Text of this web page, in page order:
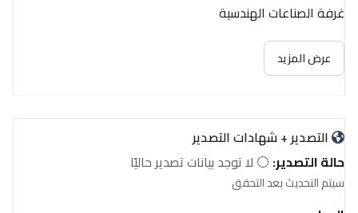
غرفة الصناعات الهندسية
عرض المزيد
التصدير + شهادات التصدير
حالة التصدير: ⚪ لا توجد بيانات تصدير حاليًا
سيتم التحديث بعد التحقق